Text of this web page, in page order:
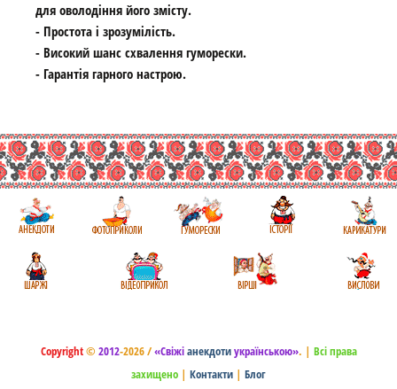
для оволодіння його змісту.
- Простота і зрозумілість.
- Високий шанс схвалення гуморески.
- Гарантія гарного настрою.
Copyright© 2012-2026 /«Свіжіанекдотиукраїнською». | Всі права
захищено | Контакти | Блог